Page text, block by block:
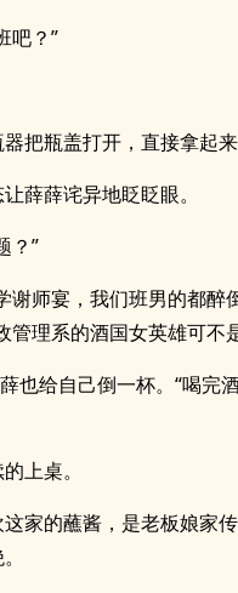
吧？”
把瓶盖打开，直接拿起来
薛薛诧异地眨眨眼。
？”
谢师宴，我们班男的都醉
管理系的酒国女英雄可不
也给自己倒一杯。“喝
上桌。
家的蘸酱，是老板娘家